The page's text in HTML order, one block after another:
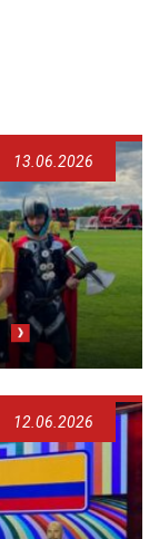
13.06.2026
12.06.2026